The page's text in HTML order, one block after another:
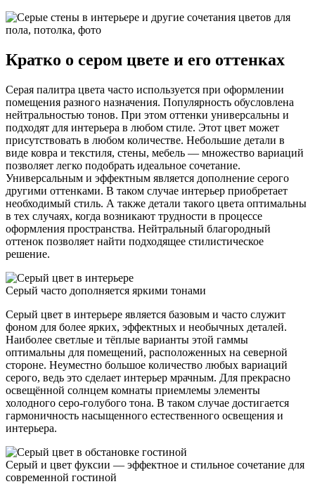
Кратко о сером цвете и его оттенках
Серая палитра цвета часто используется при оформлении
помещения разного назначения. Популярность обусловлена
нейтральностью тонов. При этом оттенки универсальны и
подходят для интерьера в любом стиле. Этот цвет может
присутствовать в любом количестве. Небольшие детали в
виде ковра и текстиля, стены, мебель — множество вариаций
позволяет легко подобрать идеальное сочетание.
Универсальным и эффектным является дополнение серого
другими оттенками. В таком случае интерьер приобретает
необходимый стиль. А также детали такого цвета оптимальны
в тех случаях, когда возникают трудности в процессе
оформления пространства. Нейтральный благородный
оттенок позволяет найти подходящее стилистическое
решение.
Серый часто дополняется яркими тонами
Серый цвет в интерьере является базовым и часто служит
фоном для более ярких, эффектных и необычных деталей.
Наиболее светлые и тёплые варианты этой гаммы
оптимальны для помещений, расположенных на северной
стороне. Неуместно большое количество любых вариаций
серого, ведь это сделает интерьер мрачным. Для прекрасно
освещённой солнцем комнаты приемлемы элементы
холодного серо-голубого тона. В таком случае достигается
гармоничность насыщенного естественного освещения и
интерьера.
Серый и цвет фуксии — эффектное и стильное сочетание для
современной гостиной